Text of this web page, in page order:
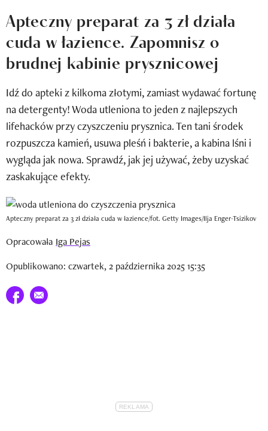
Newsletter
Wizaz Summer Influ School
Mój profil / Zarejestruj się
Apteczny preparat za 3 zł działa
cuda w łazience. Zapomnisz o
brudnej kabinie prysznicowej
Idź do apteki z kilkoma złotymi, zamiast wydawać fortunę
na detergenty! Woda utleniona to jeden z najlepszych
lifehacków przy czyszczeniu prysznica. Ten tani środek
rozpuszcza kamień, usuwa pleśń i bakterie, a kabina lśni i
wygląda jak nowa. Sprawdź, jak jej używać, żeby uzyskać
zaskakujące efekty.
Apteczny preparat za 3 zł działa cuda w łazience/fot. Getty Images/Ilja Enger-Tsizikov
Opracowała Iga Pejas
Opublikowano: czwartek, 2 października 2025 15:35
Udostępnij na facebook
E-mail do przyjaciela